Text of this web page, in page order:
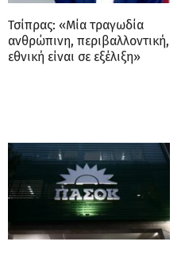
Τσίπρας: «Μία τραγωδία
ανθρώπινη, περιβαλλοντική,
εθνική είναι σε εξέλιξη»